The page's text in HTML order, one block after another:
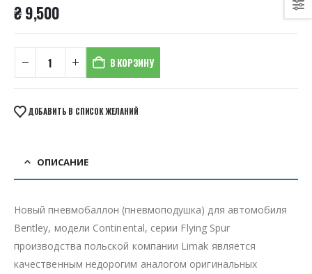
₴9,500
В КОРЗИНУ
ДОБАВИТЬ В СПИСОК ЖЕЛАНИЙ
ОПИСАНИЕ
Новый пневмобаллон (пневмоподушка) для автомобиля
Bentley, модели Continental, серии Flying Spur
производства польской компании Limak является
качественным недорогим аналогом оригинальных